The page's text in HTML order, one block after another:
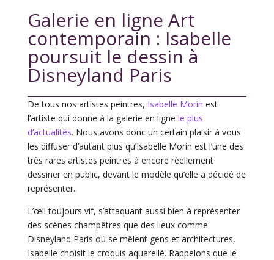
Galerie en ligne Art
contemporain : Isabelle
poursuit le dessin à
Disneyland Paris
De tous nos artistes peintres, Isabelle Morin est
l’artiste qui donne à la galerie en ligne le plus
d’actualités. Nous avons donc un certain plaisir à vous
les diffuser d’autant plus qu’Isabelle Morin est l’une des
très rares artistes peintres à encore réellement
dessiner en public, devant le modèle qu’elle a décidé de
représenter.
L’œil toujours vif, s’attaquant aussi bien à représenter
des scènes champêtres que des lieux comme
Disneyland Paris où se mêlent gens et architectures,
Isabelle choisit le croquis aquarellé. Rappelons que le